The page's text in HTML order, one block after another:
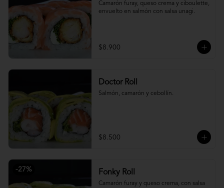
Camarón furay, queso crema y ciboulette,
envuelto en salmón con salsa unagi.
$8.900
Doctor Roll
Salmón, camarón y cebollín.
$8.500
-27% Fonky Roll
Camarón furay y queso crema, con salsa